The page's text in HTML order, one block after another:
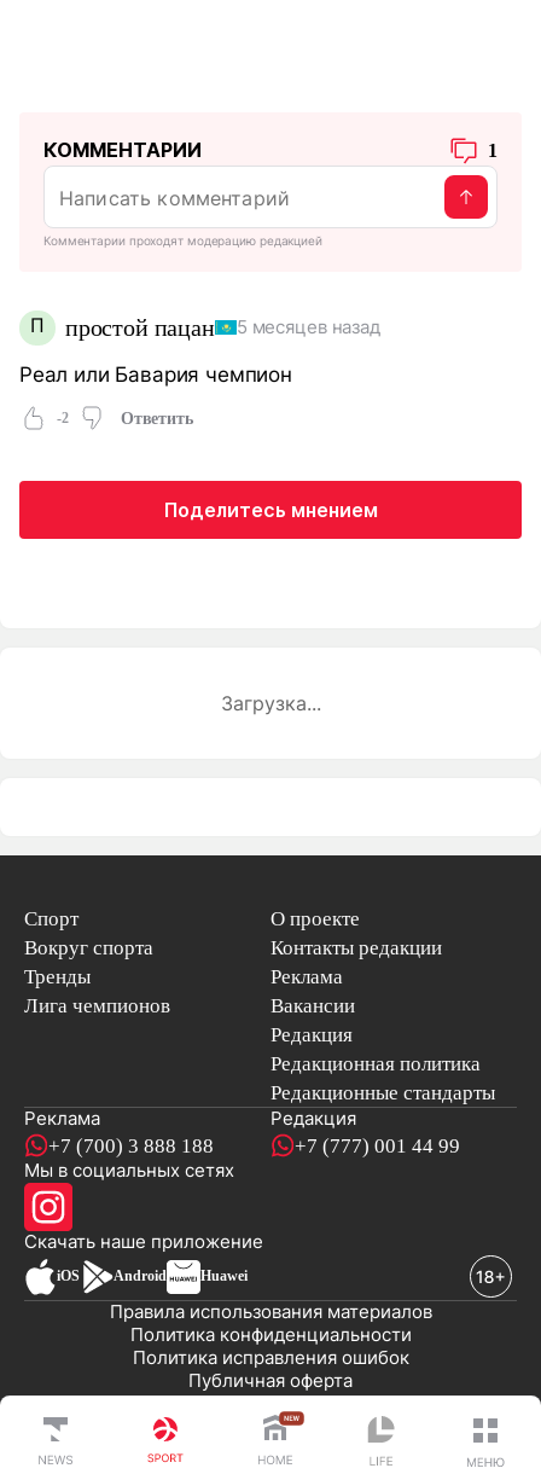
КОММЕНТАРИИ 1
Комментарии проходят модерацию редакцией
П простой пацан 5 месяцев назад
Реал или Бавария чемпион
-2 Ответить
Поделитесь мнением
Загрузка...
Спорт
Вокруг спорта
Тренды
Лига чемпионов
О проекте
Контакты редакции
Реклама
Вакансии
Редакция
Редакционная политика
Редакционные стандарты
Реклама
+7 (700) 3 888 188
Редакция
+7 (777) 001 44 99
Мы в социальных сетях
Скачать наше приложениеновостей
iOS Android Huawei
Публичная оферта
Политика исправления ошибок
Политика конфиденциальности
Правила использования материалов